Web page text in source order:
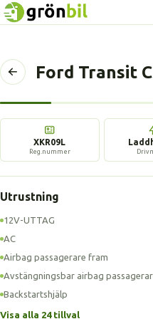
Tillbaka
föregående
sida
Ford Transit
XKR09L
Reg.nummer
Utrustning
12V-UTTAG
AC
Airbag passagerare fram
Avstängningsbar airbag
Backstartshjälp
Visa alla 24 tillval